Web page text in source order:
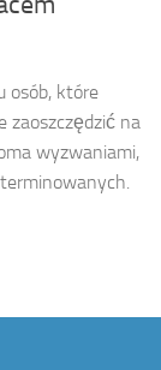
osób, które
zaoszczędzić na
wyzwaniami,